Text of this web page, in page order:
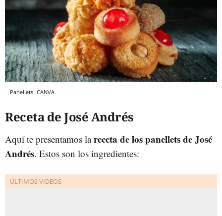
Panellets CANVA
Receta de José Andrés
Aquí te presentamos lareceta de los panellets de José
Andrés. Estos son los ingredientes: